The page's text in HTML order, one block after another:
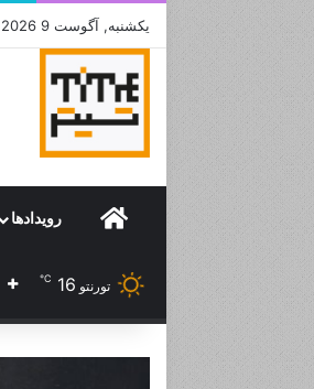
یکشنبه, آگوست 9 2026
Homeرویدادها
تورنتو 16
℃